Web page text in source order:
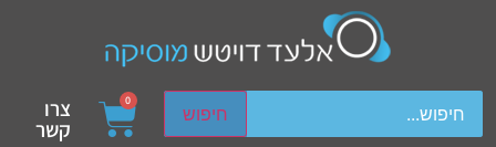
חיפוש
device users, explore by touch or with swipe gestures.
0 צרו
קשר